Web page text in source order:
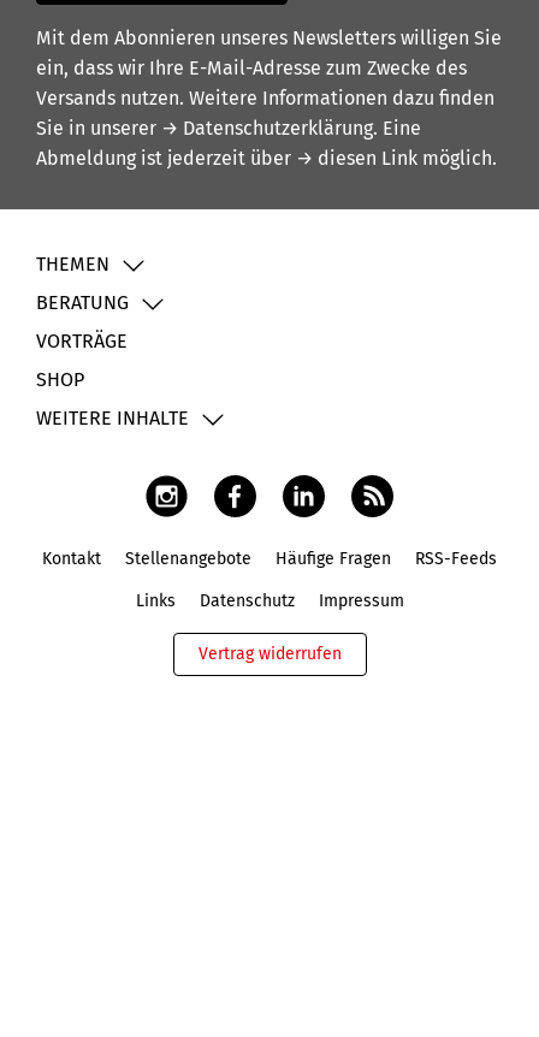
Mit dem Abonnieren unseres Newsletters willigen Sie
ein, dass wir Ihre E-Mail-Adresse zum Zwecke des
Versands nutzen. Weitere Informationen dazu finden
Sie in unserer → Datenschutzerklärung. Eine
Abmeldung ist jederzeit über → diesen Link möglich.
THEMEN
BERATUNG
VORTRÄGE
SHOP
WEITERE INHALTE
Kontakt Stellenangebote Häufige Fragen RSS-Feeds
Links Datenschutz Impressum
Vertrag widerrufen